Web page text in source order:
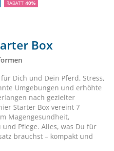
RABATT 40%
Box
Dich und Dein Pferd. Stress,
Umgebungen und erhöhte
nach gezielter
Starter Box vereint 7
Magengesundheit,
Pflege. Alles, was Du für
brauchst – kompakt und